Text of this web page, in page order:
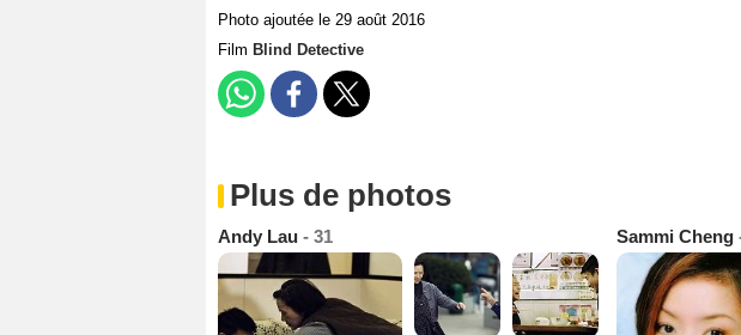
Photo ajoutée le 29 août 2016
Film Blind Detective
Plus de photos
Andy Lau - 31 Sammi Cheng